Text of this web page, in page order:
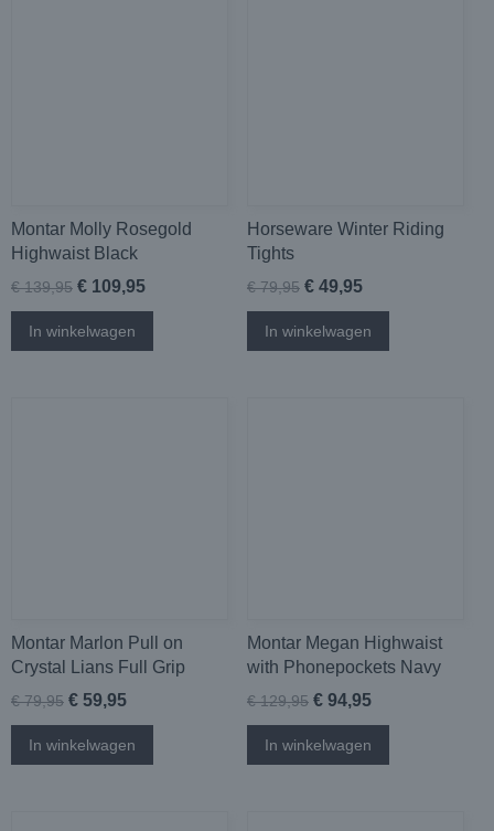
Montar Molly Rosegold
Highwaist Black
€ 139,95 € 109,95
In winkelwagen
Horseware Winter Riding
Tights
€ 79,95 € 49,95
In winkelwagen
Montar Marlon Pull on
Crystal Lians Full Grip
€ 79,95 € 59,95
In winkelwagen
Montar Megan Highwaist
with Phonepockets Navy
€ 129,95 € 94,95
In winkelwagen